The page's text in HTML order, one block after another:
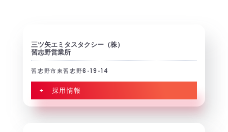
三ツ矢エミタスタクシー（株）
習志野営業所
習志野市東習志野6-19-14
+ 採用情報